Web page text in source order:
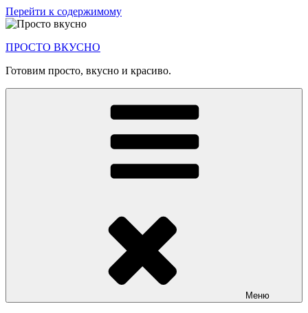
Перейти к содержимому
ПРОСТО ВКУСНО
Готовим просто, вкусно и красиво.
Меню